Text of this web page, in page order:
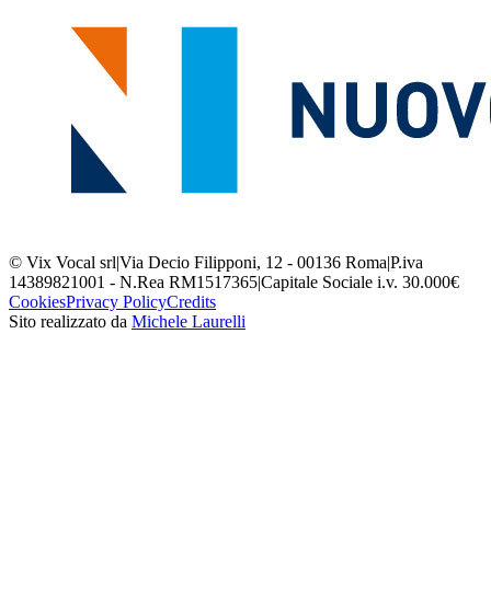
© Vix Vocal srl|Via Decio Filipponi, 12 - 00136 Roma|P.iva
14389821001 - N.Rea RM1517365|Capitale Sociale i.v. 30.000€
CookiesPrivacy PolicyCredits
Sito realizzato da Michele Laurelli